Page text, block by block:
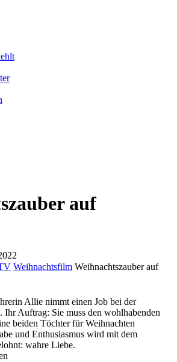
auf
Weihnachtsfilm Weihnachtszauber auf
Allie nimmt einen Job bei der
Ihr Auftrag: Sie muss den wohlhabenden
beiden Töchter für Weihnachten
und Enthusiasmus wird mit dem
wahre Liebe.